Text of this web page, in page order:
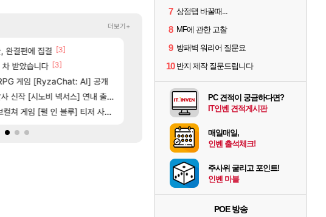
마라.. [45]
디시인 [6]
아야 할 것 [116]
상향된 아제나 ㄷㄷ
[101]
[137]
빵값 문의 후기 [82]
야동 투척하고 간다 [14]
벨가 하드 찐 투력컷 [35]
레테 재사용 17번 터짐 [76]
벨가르딘 나이트메어 TOP 10 직업별 분포
더보기+
완결편에 집결 [3]
받았습니다 [3]
게임 [RyzaChat: AI] 공개
작 [시노비 넥서스] 연내 출시 예정
게임 [펄 인 블루] 티저 사이트 오픈
챕터별 길찾기/지도 공략 (1 ~ 12장)
아주프로 4컷 만화 | 야간 보초는 너무 힘들어
리밋제로 테스트 때는 로비에 온라인 기능이 있는데
스위치2판 ‘몬헌 와일즈’, 30~40fps 목표 추
비스트 오브 리인카네이션 오픈 트레일러
7 상점탭 바꿀때...
8 MF에 관한 고찰
9 방패벽 워리어 질문요
10 반지 제작 질문드립니다
PC 견적이 궁금하다면?
IT인벤 견적게시판
매일매일,
인벤 출석체크!
주사위 굴리고 포인트!
인벤 마블
POE 방송